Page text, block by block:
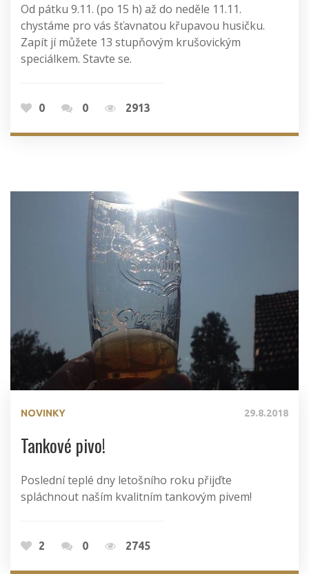
Od pátku 9.11. (po 15 h) až do neděle 11.11.
chystáme pro vás šťavnatou křupavou husičku.
Zapít jí můžete 13 stupňovým krušovickým
speciálkem. Stavte se.
0 0 2913
NOVINKY 29.8.2018
Tankové pivo!
Poslední teplé dny letošního roku přijďte
spláchnout naším kvalitním tankovým pivem!
2 0 2745